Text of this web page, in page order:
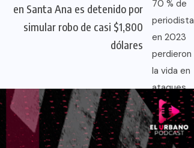
en Santa Ana es detenido por
simular robo de casi $1,800
dólares